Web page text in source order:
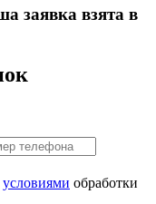
заявка взята в
условиями обработки